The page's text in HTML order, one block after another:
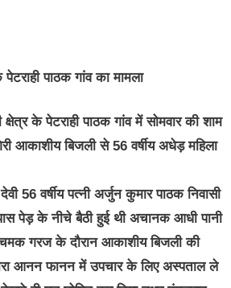
पाठक गांव का मामला
के पेटराही पाठक गांव में सोमवार की शाम
आकाशीय बिजली से 56 वर्षीय अधेड़ महिला
56 वर्षीय पत्नी अर्जुन कुमार पाठक निवासी
पेड़ के नीचे बैठी हुई थी अचानक आधी पानी
गरज के दौरान आकाशीय बिजली की
आनन फानन में उपचार के लिए अस्पताल ले